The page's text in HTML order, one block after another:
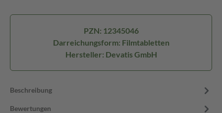
PZN: 12345046
Darreichungsform: Filmtabletten
Hersteller: Devatis GmbH
Beschreibung
Bewertungen